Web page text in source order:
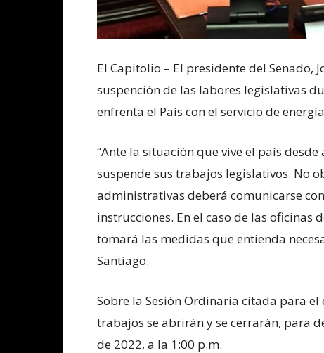
El Capitolio – El presidente del Senado,
suspención de las labores legislativas
enfrenta el País con el servicio de
“Ante la situación que vive el país desde
suspende sus trabajos legislativos. No
administrativas deberá comunicarse
instrucciones. En el caso de las oficinas
tomará las medidas que entienda
Santiago.
Sobre la Sesión Ordinaria citada para
trabajos se abrirán y se cerrarán, para
de 2022, a la 1:00 p.m.